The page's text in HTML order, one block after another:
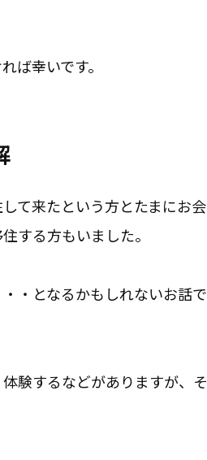
ば幸いです。
て来たという方とたまにお会
する方もいました。
・となるかもしれないお話で
験するなどがありますが、そ